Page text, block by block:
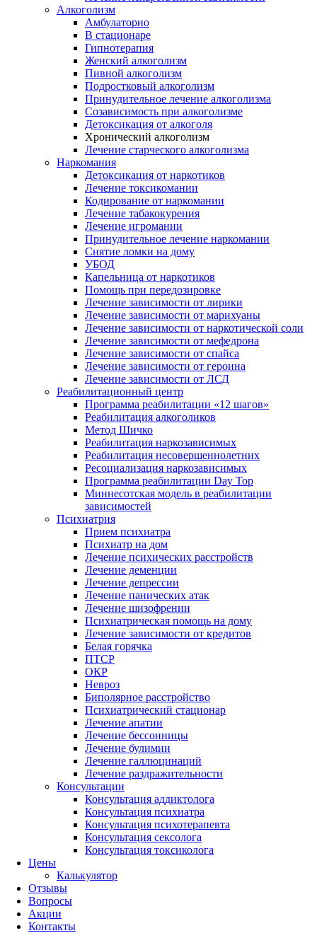
Алкоголизм
Амбулаторно
В стационаре
Гипнотерапия
Женский алкоголизм
Пивной алкоголизм
Подростковый алкоголизм
Принудительное лечение алкоголизма
Созависимость при алкоголизме
Детоксикация от алкоголя
Хронический алкоголизм
Лечение старческого алкоголизма
Наркомания
Детоксикация от наркотиков
Лечение токсикомании
Кодирование от наркомании
Лечение табакокурения
Лечение игромании
Принудительное лечение наркомании
Снятие ломки на дому
УБОД
Капельница от наркотиков
Помощь при передозировке
Лечение зависимости от лирики
Лечение зависимости от марихуаны
Лечение зависимости от наркотической соли
Лечение зависимости от мефедрона
Лечение зависимости от спайса
Лечение зависимости от героина
Лечение зависимости от ЛСД
Реабилитационный центр
Программа реабилитации «12 шагов»
Реабилитация алкоголиков
Метод Шичко
Реабилитация наркозависимых
Реабилитация несовершеннолетних
Ресоциализация наркозависимых
Программа реабилитации Day Top
Миннесотская модель в реабилитации
зависимостей
Психиатрия
Прием психиатра
Психиатр на дом
Лечение психических расстройств
Лечение деменции
Лечение депрессии
Лечение панических атак
Лечение шизофрении
Психиатрическая помощь на дому
Лечение зависимости от кредитов
Белая горячка
ПТСР
ОКР
Невроз
Биполярное расстройство
Психиатрический стационар
Лечение апатии
Лечение бессонницы
Лечение булимии
Лечение галлюцинаций
Лечение раздражительности
Консультации
Консультация аддиктолога
Консультация психиатра
Консультация психотерапевта
Консультация сексолога
Консультация токсиколога
Цены
Калькулятор
Отзывы
Вопросы
Акции
Контакты